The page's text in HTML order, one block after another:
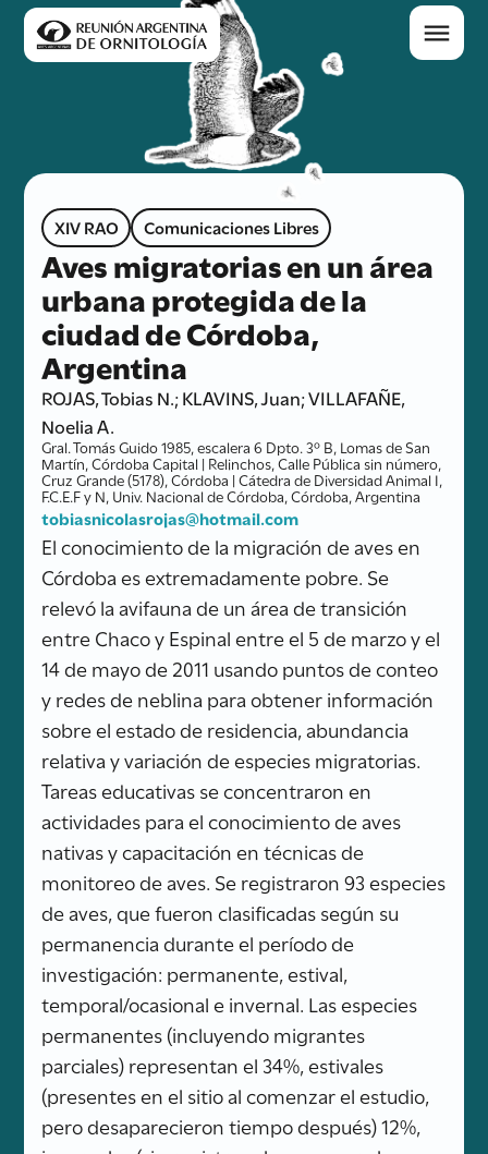
XIV RAO Comunicaciones Libres
Aves migratorias en un área
urbana protegida de la
ciudad de Córdoba,
Argentina
ROJAS, Tobias N.; KLAVINS, Juan; VILLAFAÑE,
Noelia A.
Gral. Tomás Guido 1985, escalera 6 Dpto. 3º B, Lomas de San
Martín, Córdoba Capital | Relinchos, Calle Pública sin número,
Cruz Grande (5178), Córdoba | Cátedra de Diversidad Animal I,
F.C.E.F y N, Univ. Nacional de Córdoba, Córdoba, Argentina
tobiasnicolasrojas@hotmail.com
El conocimiento de la migración de aves en
Córdoba es extremadamente pobre. Se
relevó la avifauna de un área de transición
entre Chaco y Espinal entre el 5 de marzo y el
14 de mayo de 2011 usando puntos de conteo
y redes de neblina para obtener información
sobre el estado de residencia, abundancia
relativa y variación de especies migratorias.
Tareas educativas se concentraron en
actividades para el conocimiento de aves
nativas y capacitación en técnicas de
monitoreo de aves. Se registraron 93 especies
de aves, que fueron clasificadas según su
permanencia durante el período de
investigación: permanente, estival,
temporal/ocasional e invernal. Las especies
permanentes (incluyendo migrantes
parciales) representan el 34%, estivales
(presentes en el sitio al comenzar el estudio,
pero desaparecieron tiempo después) 12%,